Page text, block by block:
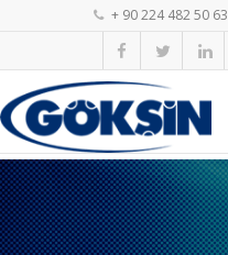
+ 90 224 482 50 63